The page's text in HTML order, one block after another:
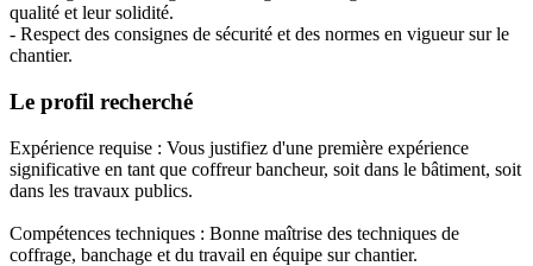
qualité et leur solidité.
- Respect des consignes de sécurité et des normes en vigueur sur le
chantier.
Le profil recherché
Expérience requise : Vous justifiez d'une première expérience
significative en tant que coffreur bancheur, soit dans le bâtiment, soit
dans les travaux publics.
Compétences techniques : Bonne maîtrise des techniques de
coffrage, banchage et du travail en équipe sur chantier.